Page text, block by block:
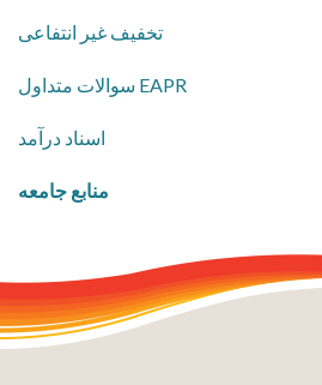
تخفیف غیر انتفاعی
سوالات متداول EAPR
اسناد درآمد
منابع جامعه